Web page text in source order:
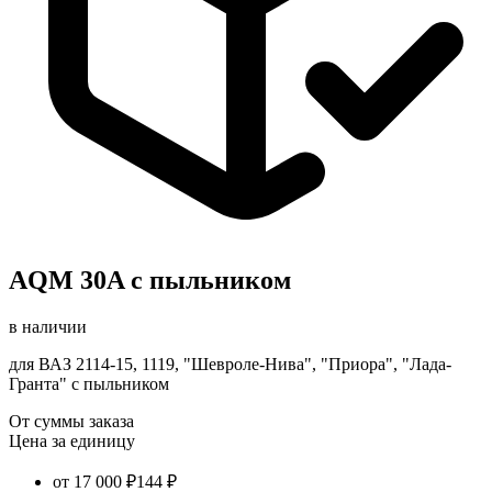
AQM 30A с пыльником
в наличии
для ВАЗ 2114-15, 1119, "Шевроле-Нива", "Приора", "Лада-
Гранта" с пыльником
От суммы заказа
Цена за единицу
от 17 000 ₽144 ₽